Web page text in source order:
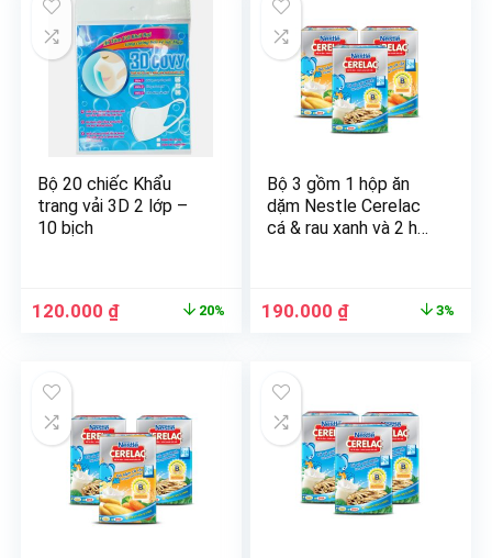
Bộ 20 chiếc Khẩu
trang vải 3D 2 lớp –
10 bịch
120.000 ₫ 20%
Bộ 3 gồm 1 hộp ăn
dặm Nestle Cerelac
cá & rau xanh và 2 hộp
190.000 ₫ 3%